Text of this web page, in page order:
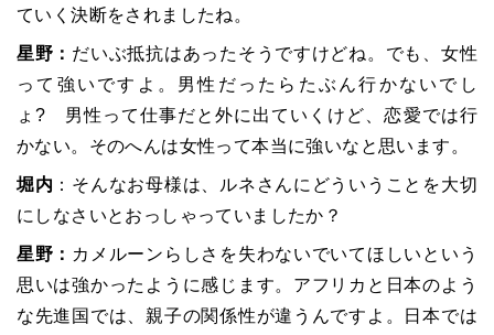
ていく決断をされましたね。
星野： だいぶ抵抗はあったそうですけどね。でも、女性
って強いですよ。男性だったらたぶん行かないでし
ょ? 男性って仕事だと外に出ていくけど、恋愛では行
かない。そのへんは女性って本当に強いなと思います。
堀内 ：そんなお母様は、ルネさんにどういうことを大切
にしなさいとおっしゃっていましたか？
星野： カメルーンらしさを失わないでいてほしいという
思いは強かったように感じます。アフリカと日本のよう
な先進国では、親子の関係性が違うんですよ。日本では